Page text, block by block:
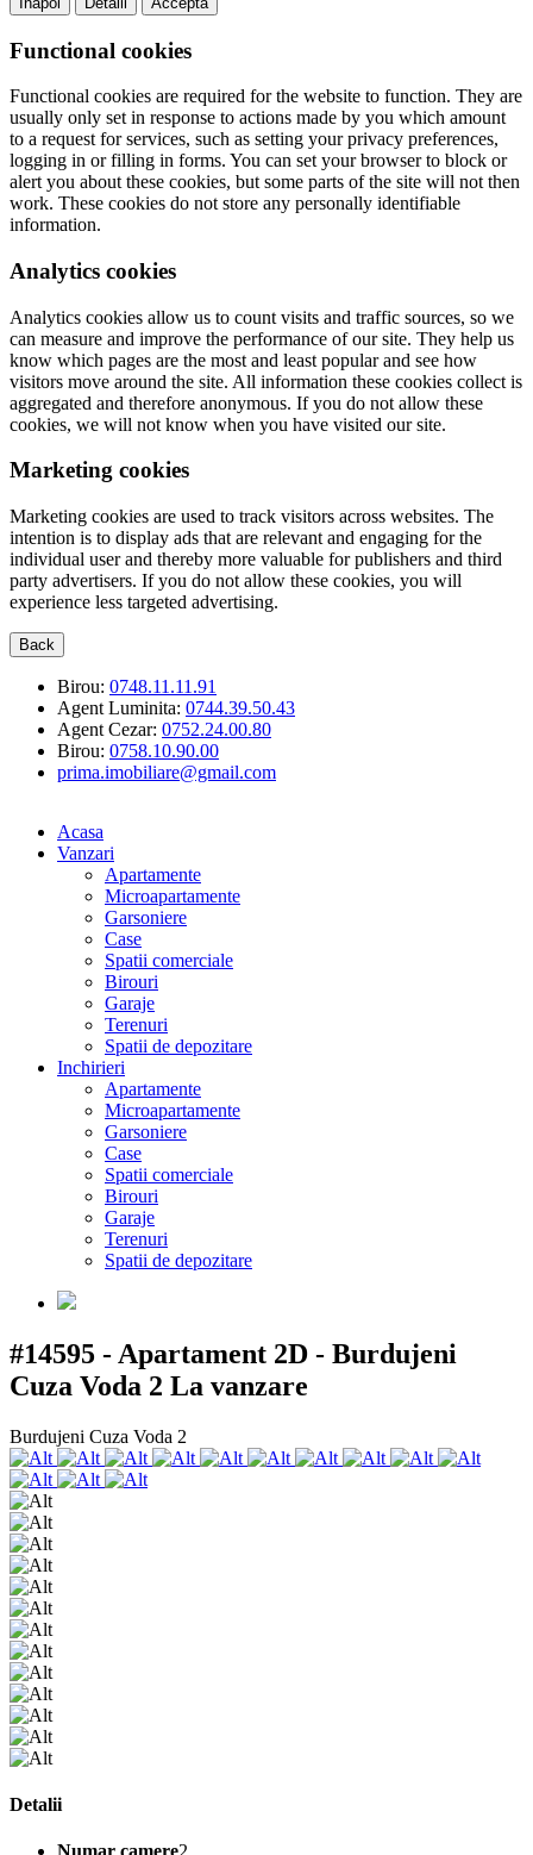
Functional cookies
Functional cookies are required for the website to function. They are
usually only set in response to actions made by you which amount
to a request for services, such as setting your privacy preferences,
logging in or filling in forms. You can set your browser to block or
alert you about these cookies, but some parts of the site will not then
work. These cookies do not store any personally identifiable
information.
Analytics cookies
Analytics cookies allow us to count visits and traffic sources, so we
can measure and improve the performance of our site. They help us
know which pages are the most and least popular and see how
visitors move around the site. All information these cookies collect is
aggregated and therefore anonymous. If you do not allow these
cookies, we will not know when you have visited our site.
Marketing cookies
Marketing cookies are used to track visitors across websites. The
intention is to display ads that are relevant and engaging for the
individual user and thereby more valuable for publishers and third
party advertisers. If you do not allow these cookies, you will
experience less targeted advertising.
Back
Birou: 0748.11.11.91
Agent Luminita: 0744.39.50.43
Agent Cezar: 0752.24.00.80
Birou: 0758.10.90.00
prima.imobiliare@gmail.com
Acasa
Vanzari
Apartamente
Microapartamente
Garsoniere
Case
Spatii comerciale
Birouri
Garaje
Terenuri
Spatii de depozitare
Inchirieri
Apartamente
Microapartamente
Garsoniere
Case
Spatii comerciale
Birouri
Garaje
Terenuri
Spatii de depozitare
#14595 - Apartament 2D - Burdujeni
Cuza Voda 2 La vanzare
Burdujeni Cuza Voda 2
Detalii